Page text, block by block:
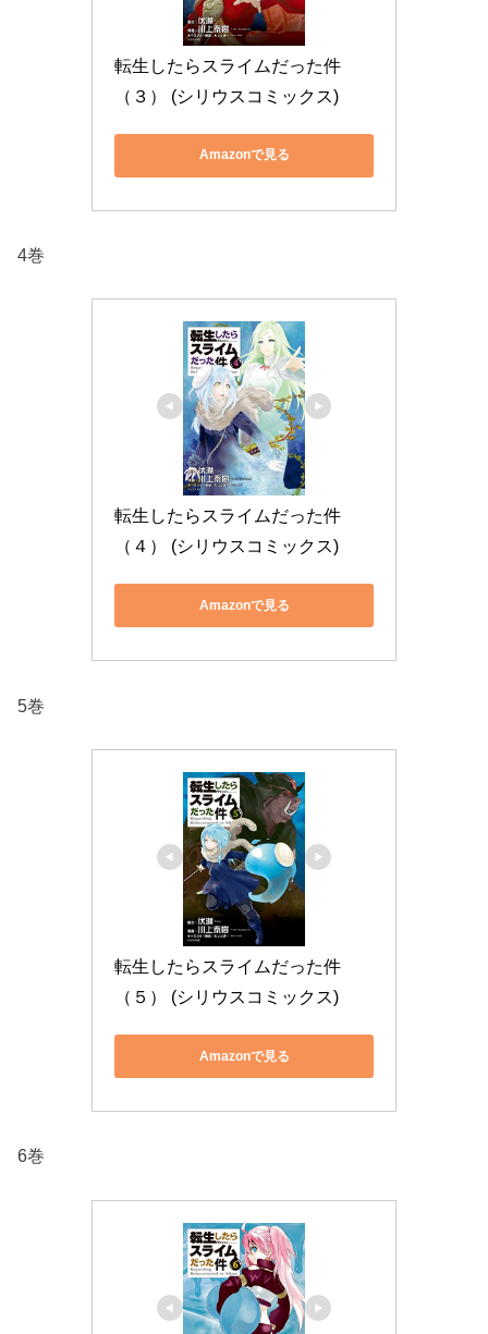
転生したらスライムだった件
（３） (シリウスコミックス)
Amazonで見る
4巻
転生したらスライムだった件
（４） (シリウスコミックス)
Amazonで見る
5巻
転生したらスライムだった件
（５） (シリウスコミックス)
Amazonで見る
6巻